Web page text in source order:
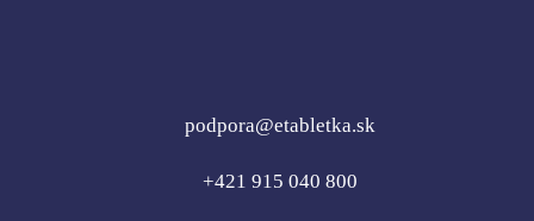
podpora@etabletka.sk
+421 915 040 800